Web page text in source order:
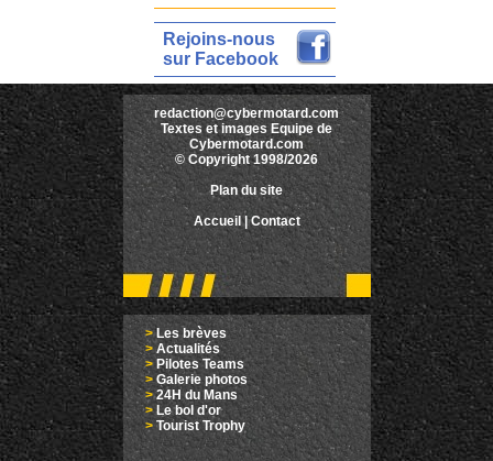
Rejoins-nous
sur Facebook
redaction@cybermotard.com
Textes et images Equipe de
Cybermotard.com
© Copyright 1998/2026
Plan du site
Accueil |Contact
>Les brèves
> Actualités
> Pilotes Teams
>Galerie photos
>24H du Mans
>Le bol d'or
> Tourist Trophy